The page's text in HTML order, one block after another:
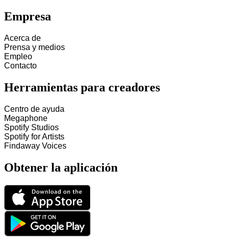
Empresa
Acerca de
Prensa y medios
Empleo
Contacto
Herramientas para creadores
Centro de ayuda
Megaphone
Spotify Studios
Spotify for Artists
Findaway Voices
Obtener la aplicación